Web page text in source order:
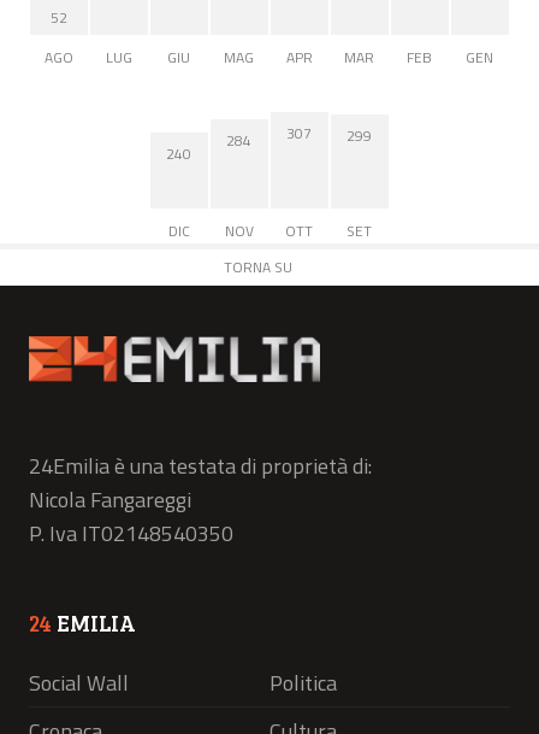
52
AGO
LUG GIU MAG APR MAR FEB GEN
240
DIC
284
NOV
307
OTT
299
SET
TORNA SU
24Emilia è una testata di proprietà di:
Nicola Fangareggi
P. Iva IT02148540350
24 EMILIA
Social Wall
Politica